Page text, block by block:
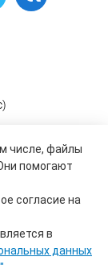
числе, файлы
помогают
согласие на
в
данных
АО «Газпром